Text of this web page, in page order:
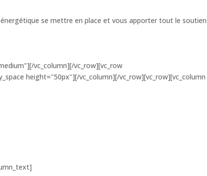
se mettre en place et vous apporter tout le
vc_column][/vc_row][vc_row
height="50px"][/vc_column][/vc_row][vc_row][vc_column